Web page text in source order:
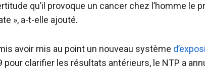
qu’il provoque un cancer chez l’homme le
», a-t-elle ajouté.
avoir mis au point un nouveau système
pour clarifier les résultats antérieurs, le NTP a